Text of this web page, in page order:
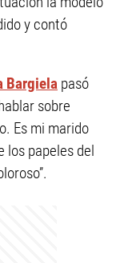
y contó
Bargiela pasó
sobre
Es mi marido
los papeles del